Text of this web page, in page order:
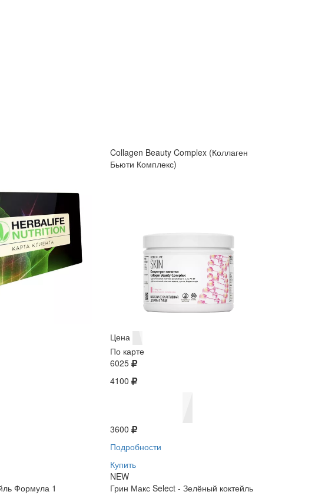
Collagen Beauty Complex (Коллаген
Бьюти Комплекс)
Цена
По карте
6025
4100
3600
Подробности
Купить
NEW
Формула 1 Грин Макс Select - Зелёный коктейль